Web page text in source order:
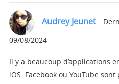
Solutions
Télécharger
Audrey Jeunet
09/08/2024
Il y a beaucoup d’applications
iOS. Facebook ou YouTube